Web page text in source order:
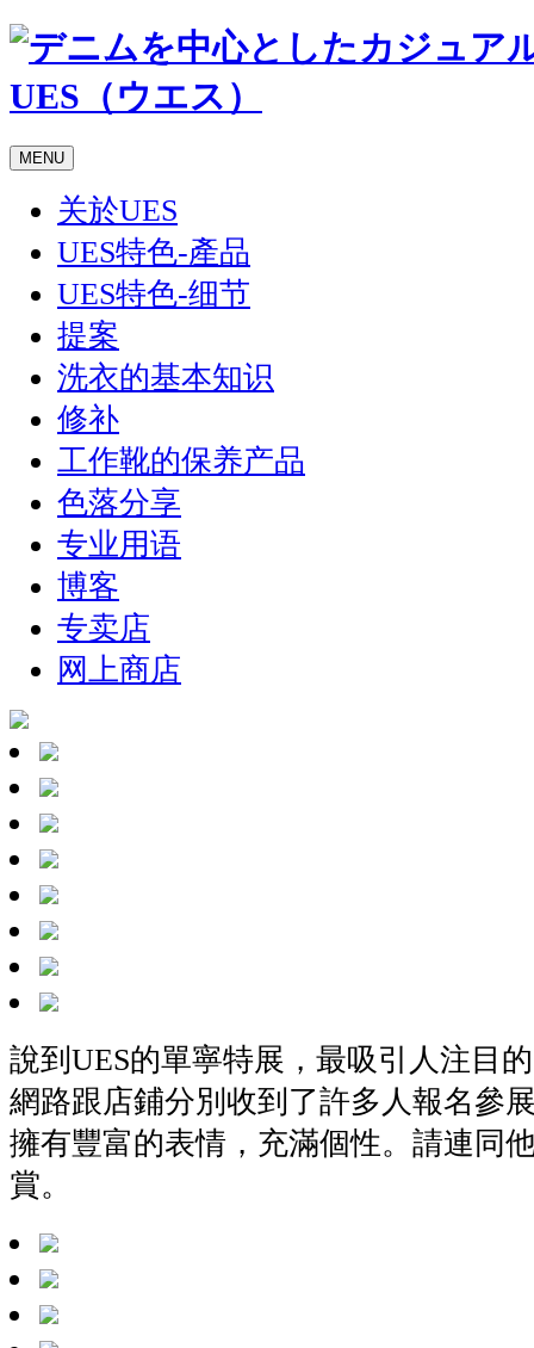
MENU
关於UES
UES特色-產品
UES特色-细节
提案
洗衣的基本知识
修补
工作靴的保养产品
色落分享
专业用语
博客
专卖店
网上商店
說到UES的單寧特展，最吸引人注目
網路跟店鋪分別收到了許多人報名參
擁有豐富的表情，充滿個性。請連同
賞。